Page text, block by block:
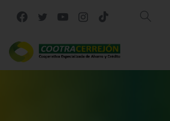
Buscar